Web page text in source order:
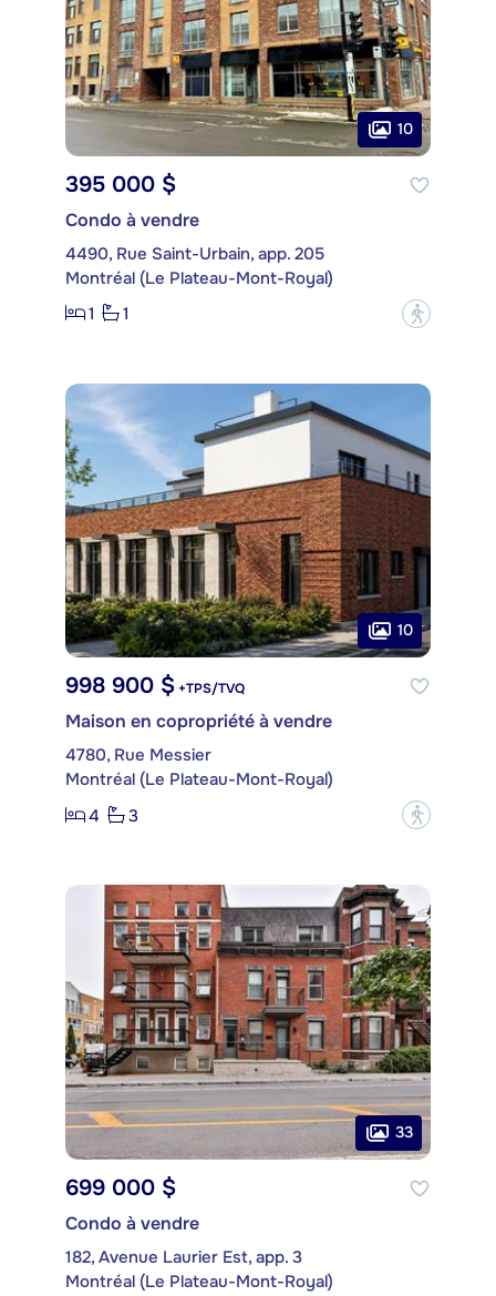
10
395 000 $
Condo à vendre
4490, Rue Saint-Urbain, app. 205
Montréal (Le Plateau-Mont-Royal)
1
1 ?
10
998 900 $ +TPS/TVQ
Maison en copropriété à vendre
4780, Rue Messier
Montréal (Le Plateau-Mont-Royal)
4
3 ?
33
699 000 $
Condo à vendre
182, Avenue Laurier Est, app. 3
Montréal (Le Plateau-Mont-Royal)